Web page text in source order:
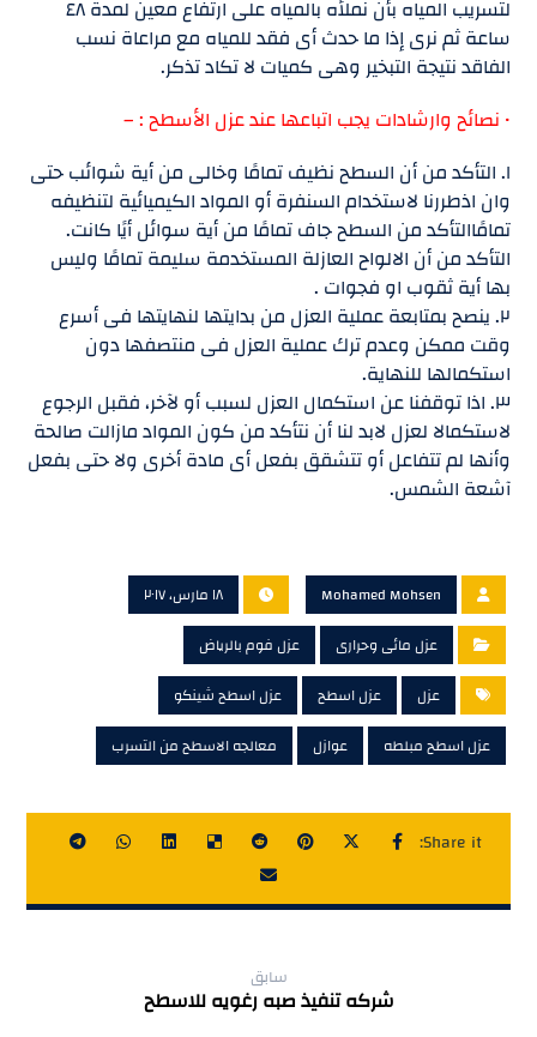
لتسريب المياه بأن نملأه بالمياه على ارتفاع معين لمدة ٤٨
ساعة ثم نرى إذا ما حدث أى فقد للمياه مع مراعاة نسب
الفاقد نتيجة التبخير وهى كميات لا تكاد تذكر.
• نصائح وارشادات يجب اتباعها عند عزل الأسطح : –
١. التأكد من أن السطح نظيف تمامًا وخالى من أية شوائب حتى
وان اذطررنا لاستخدام السنفرة أو المواد الكيميائية لتنظيفه
تمامًاالتأكد من السطح جاف تمامًا من أية سوائل أيًا كانت.
التأكد من أن الالواح العازلة المستخدمة سليمة تمامًا وليس
بها أية ثقوب او فجوات .
٢. ينصح بمتابعة عملية العزل من بدايتها لنهايتها فى أسرع
وقت ممكن وعدم ترك عملية العزل فى منتصفها دون
استكمالها للنهاية.
٣. اذا توقفنا عن استكمال العزل لسبب أو لآخر، فقبل الرجوع
لاستكمالا لعزل لابد لنا أن نتأكد من كون المواد مازالت صالحة
وأنها لم تتفاعل أو تتشقق بفعل أى مادة أخرى ولا حتى بفعل
آشعة الشمس.
Mohamed Mohsen
١٨ مارس، ٢٠١٧
عزل مائى وحرارى
عزل فوم بالرياض
عزل
عزل اسطح
عزل اسطح شينكو
عزل اسطح مبلطه
عوازل معالجه الاسطح من التسرب
سابق
شركه تنفيذ صبه رغويه للاسطح